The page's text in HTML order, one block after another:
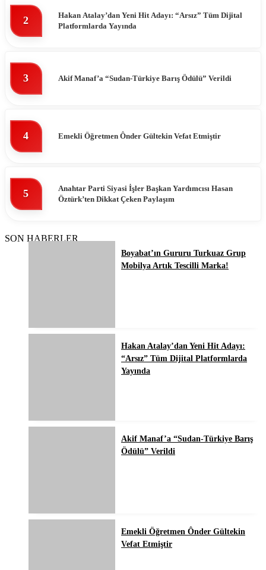
2
Hakan Atalay’dan Yeni Hit Adayı: “Arsız” Tüm Dijital
Platformlarda Yayında
3 Akif Manaf’a “Sudan-Türkiye Barış Ödülü” Verildi
4 Emekli Öğretmen Ônder Gültekin Vefat Etmiştir
5
Anahtar Parti Siyasi İşler Başkan Yardımcısı Hasan
Öztürk’ten Dikkat Çeken Paylaşım
SON HABERLER
Boyabat’ın Gururu Turkuaz Grup
Mobilya Artık Tescilli Marka!
Hakan Atalay’dan Yeni Hit Adayı:
“Arsız” Tüm Dijital Platformlarda
Yayında
Akif Manaf’a “Sudan-Türkiye Barış
Ödülü” Verildi
Emekli Öğretmen Ônder Gültekin
Vefat Etmiştir